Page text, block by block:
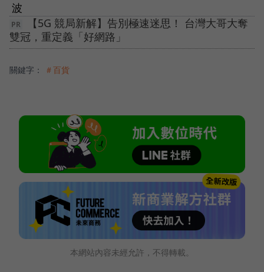
波
【5G 競局新解】告別極速迷思！ 台灣大哥大奪
雙冠，重定義「好網路」
關鍵字： ＃百貨
本網站內容未經允許，不得轉載。